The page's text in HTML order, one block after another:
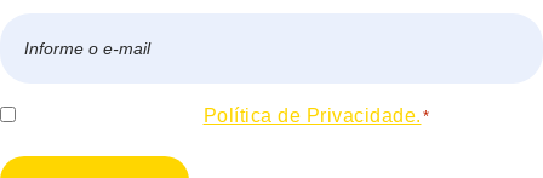
mail
Consentir Política de Privacidade. *